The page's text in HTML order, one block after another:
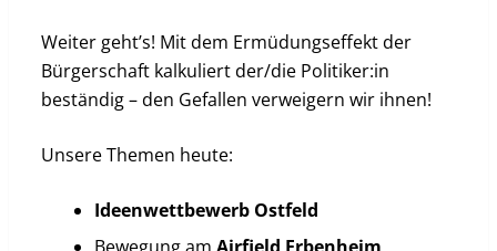
Weiter geht’s! Mit dem Ermüdungseffekt der
Bürgerschaft kalkuliert der/die Politiker:in
beständig – den Gefallen verweigern wir ihnen!
Unsere Themen heute:
Ideenwettbewerb Ostfeld